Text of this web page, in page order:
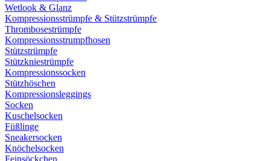
Wetlook & Glanz
Kompressionsstrümpfe & Stützstrümpfe
Thrombosestrümpfe
Kompressionsstrumpfhosen
Stützstrümpfe
Stützkniestrümpfe
Kompressionssocken
Stützhöschen
Kompressionsleggings
Socken
Kuschelsocken
Füßlinge
Sneakersocken
Knöchelsocken
Feinsöckchen